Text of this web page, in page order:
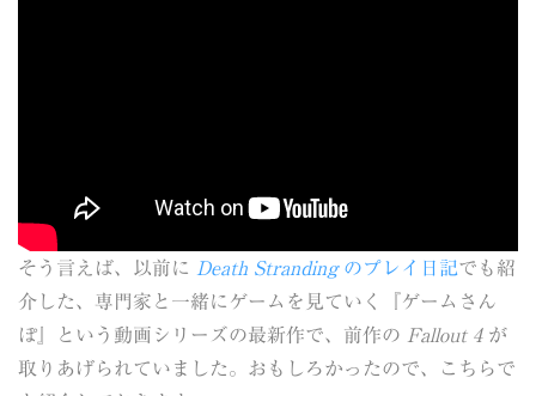
そう言えば、以前に Death Strandingのプレイ日記でも紹
介した、専門家と一緒にゲームを見ていく『ゲームさん
ぽ』という動画シリーズの最新作で、前作の Fallout 4が
取りあげられていました。おもしろかったので、こちらで